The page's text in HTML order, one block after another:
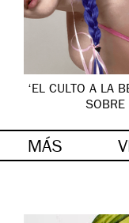
‘EL CULTO A LA
SOBRE
MÁS